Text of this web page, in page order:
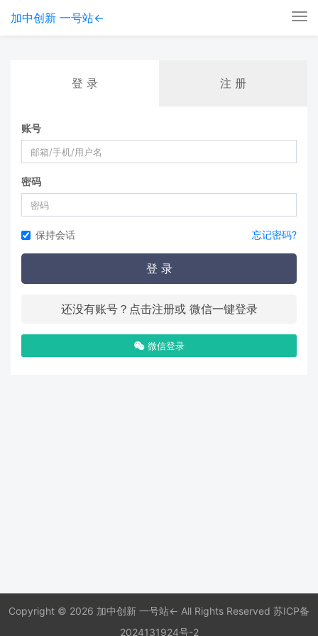
加中创新 一号站←
登 录 注 册
账号
密码
保持会话 忘记密码?
登 录
还没有账号？点击注册或 微信一键登录
微信登录
Copyright © 2026 加中创新 一号站← All Rights Reserved 苏ICP备
2024131924号-2